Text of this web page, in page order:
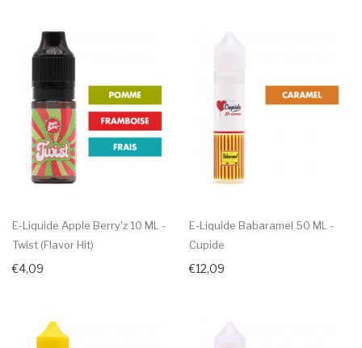
E-Liquide Apple Berry'z 10 ML -
Twist (Flavor Hit)
€4,09
E-Liquide Babaramel 50 ML -
Cupide
€12,09